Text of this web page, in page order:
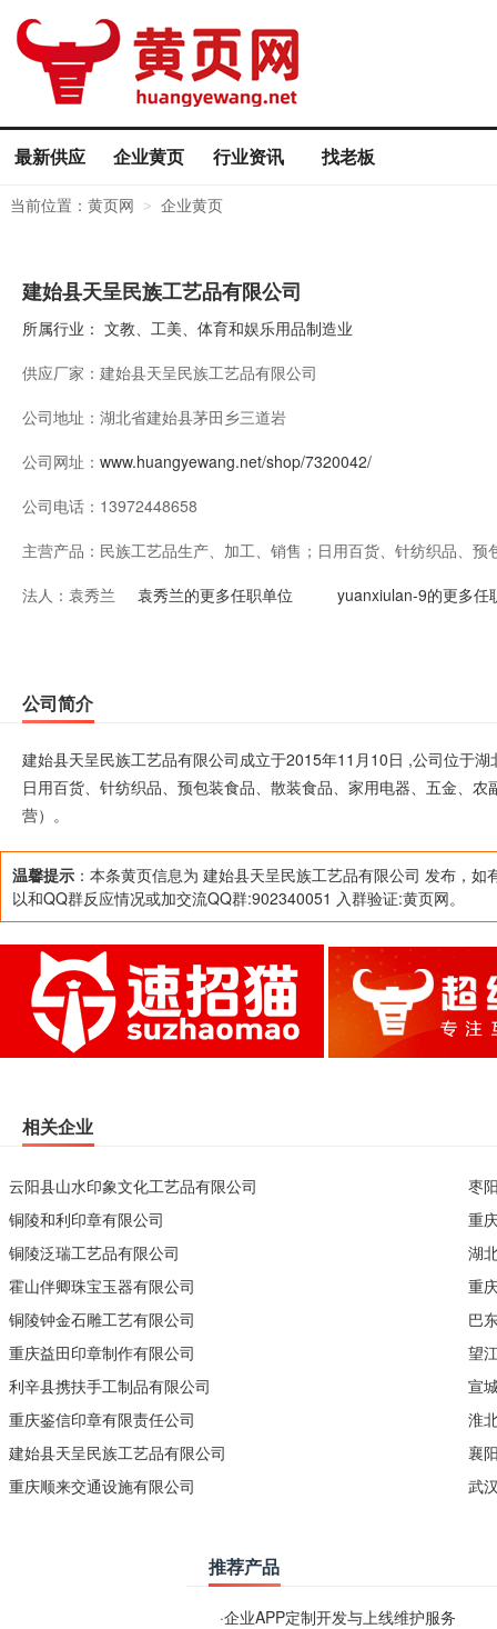
最新供应 企业黄页 行业资讯 找老板
当前位置： 黄页网 > 企业黄页
建始县天呈民族工艺品有限公司
所属行业： 文教、工美、体育和娱乐用品制造业
供应厂家： 建始县天呈民族工艺品有限公司
公司地址： 湖北省建始县茅田乡三道岩
公司网址： www.huangyewang.net/shop/7320042/
公司电话： 13972448658
主营产品： 民族工艺品生产、加工、销售；日用百货、针纺织品、
金、农副土产品批零兼营（涉及许可经营项目，应取得相
法人： 袁秀兰 袁秀兰的更多任职单位 yuanxiulan-9的更多任
公司简介
建始县天呈民族工艺品有限公司成立于2015年11月10日 ,公司位于
日用百货、针纺织品、预包装食品、散装食品、家用电器、五金、
营）。
温馨提示 ：本条黄页信息为 建始县天呈民族工艺品有限公司 发布，如
以和QQ群反应情况或加交流QQ群:902340051 入群验证:黄页网。
相关企业
云阳县山水印象文化工艺品有限公司
铜陵和利印章有限公司
铜陵泛瑞工艺品有限公司
霍山伴卿珠宝玉器有限公司
铜陵钟金石雕工艺有限公司
重庆益田印章制作有限公司
利辛县携扶手工制品有限公司
重庆鉴信印章有限责任公司
建始县天呈民族工艺品有限公司
重庆顺来交通设施有限公司
枣
重
湖
重
巴
望
宣
淮
襄
武
推荐产品
·企业APP定制开发与上线维护服务